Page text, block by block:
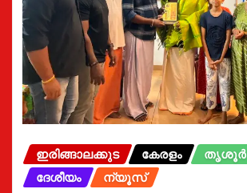
ഇരിങ്ങാലക്കുട കേരളം
തൃശൂർ
ദേശീയം
ന്യൂസ്